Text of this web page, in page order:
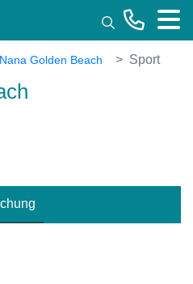
Nana Golden Beach Sport